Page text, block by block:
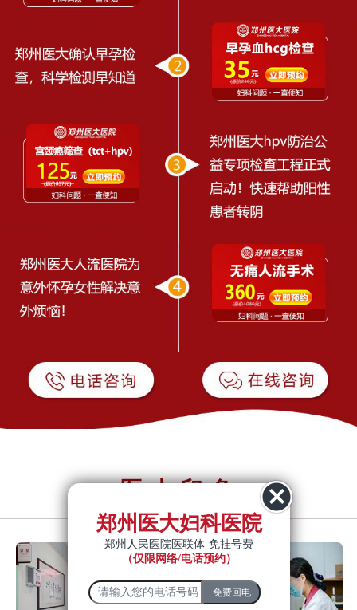
医大印象
郑州医大妇科医院
郑州人民医院医联体-免挂号费
（仅限网络/电话预约）